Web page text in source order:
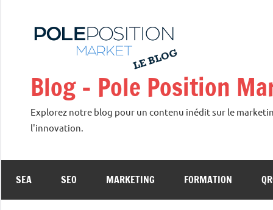
contenu
Blog – Pole Position
Explorez notre blog pour un contenu inédit sur le
l'innovation.
SEA SEO MARKETING FORMATION